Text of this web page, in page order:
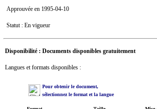
Approuvée en 1995-04-10
Statut : En vigueur
Disponibilité : Documents disponibles gratuitement
Langues et formats disponibles :
Pour obtenir le document,
sélectionnez le format et la langue